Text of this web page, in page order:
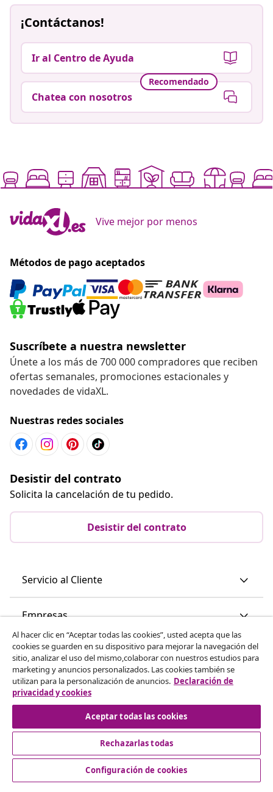
¡Contáctanos!
Ir al Centro de Ayuda
Recomendado
Chatea con nosotros
Vive mejor por menos
Métodos de pago aceptados
Suscríbete a nuestra newsletter
Únete a los más de 700 000 compradores que reciben
ofertas semanales, promociones estacionales y
novedades de vidaXL.
Nuestras redes sociales
Desistir del contrato
Solicita la cancelación de tu pedido.
Desistir del contrato
Servicio al Cliente
Empresas
vidaXL
Descubre mas
© 2008-2026 vidaXL www.vidaxl.es es una página web de
Al hacer clic en “Aceptar todas las cookies”, usted acepta que las
cookies se guarden en su dispositivo para mejorar la navegación del
sitio, analizar el uso del mismo,colaborar con nuestros estudios para
marketing y anuncios personalizados. Las cookies también se
utilizan para la personalización de anuncios. Declaración de
privacidad y cookies
Aceptar todas las cookies
Rechazarlas todas
Configuración de cookies